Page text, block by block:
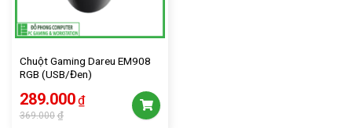
Chuột Gaming Dareu EM908
RGB (USB/Đen)
369.000 ₫
Giá
gốc
là:
289.000₫
Giá
hiện
tại